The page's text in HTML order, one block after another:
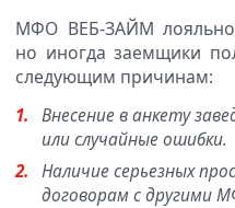
МФО ВЕБ-ЗАЙМ лояльно
но иногда заемщики
следующим причинам:
Внесение в анкету
или случайные ошибки.
Наличие серьезных
договорам с другими